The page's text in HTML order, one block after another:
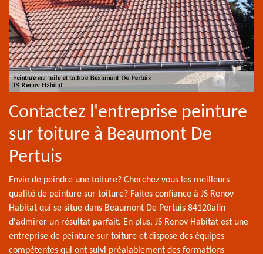
Contactez l'entreprise peinture
sur toiture à Beaumont De
Pertuis
Envie de peindre une toiture? Cherchez vous les meilleurs
qualité de peinture sur toiture? Faites confiance à JS Renov
Habitat qui se situe dans Beaumont De Pertuis 84120afin
d'admirer un résultat parfait. En plus, JS Renov Habitat est une
entreprise de peinture sur toiture et dispose des équipes
compétentes qui ont suivi préalablement des formations